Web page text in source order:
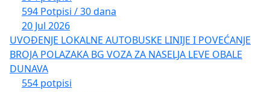
594 Potpisi / 30 dana
20 Jul 2026
UVOĐENJE LOKALNE AUTOBUSKE LINIJE I POVEĆANJE
BROJA POLAZAKA BG VOZA ZA NASELJA LEVE OBALE
DUNAVA
554 potpisi